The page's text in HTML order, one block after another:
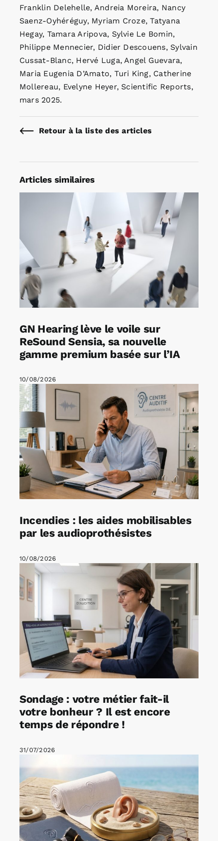
Franklin Delehelle, Andreia Moreira, Nancy
Saenz-Oyhéréguy, Myriam Croze, Tatyana
Hegay, Tamara Aripova, Sylvie Le Bomin,
Philippe Mennecier, Didier Descouens, Sylvain
Cussat-Blanc, Hervé Luga, Angel Guevara,
Maria Eugenia D’Amato, Turi King, Catherine
Mollereau, Evelyne Heyer, Scientific Reports,
mars 2025.
Retour à la liste des articles
Articles similaires
GN Hearing lève le voile sur
ReSound Sensia, sa nouvelle
gamme premium basée sur l’IA
10/08/2026
Incendies : les aides mobilisables
par les audioprothésistes
10/08/2026
Sondage : votre métier fait-il
votre bonheur ? Il est encore
temps de répondre !
31/07/2026